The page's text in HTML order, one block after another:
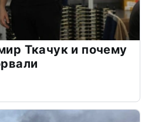
Ткачук и почему